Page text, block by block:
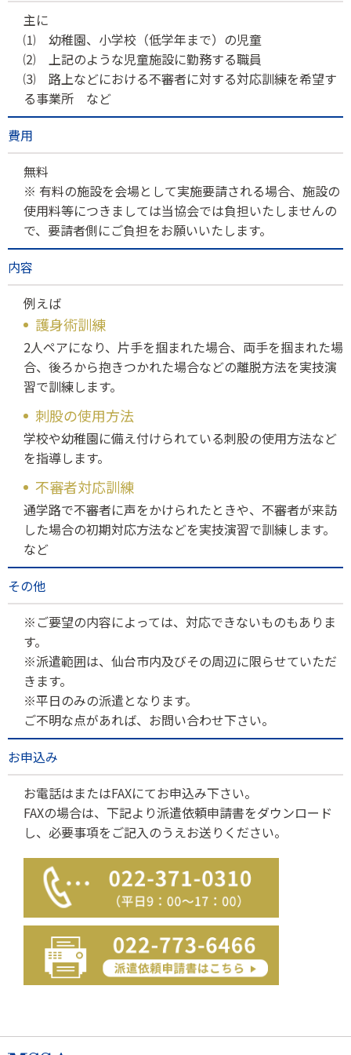
主に
⑴ 幼稚園、小学校（低学年まで）の児童
⑵ 上記のような児童施設に勤務する職員
⑶ 路上などにおける不審者に対する対応訓練を希望す
る事業所 など
費用
無料
※ 有料の施設を会場として実施要請される場合、施設の
使用料等につきましては当協会では負担いたしませんの
で、要請者側にご負担をお願いいたします。
内容
例えば
護身術訓練
2人ペアになり、片手を掴まれた場合、両手を掴まれた場
合、後ろから抱きつかれた場合などの離脱方法を実技演
習で訓練します。
刺股の使用方法
学校や幼稚園に備え付けられている刺股の使用方法など
を指導します。
不審者対応訓練
通学路で不審者に声をかけられたときや、不審者が来訪
した場合の初期対応方法などを実技演習で訓練します。
など
その他
※ご要望の内容によっては、対応できないものもありま
す。
※派遣範囲は、仙台市内及びその周辺に限らせていただ
きます。
※平日のみの派遣となります。
ご不明な点があれば、お問い合わせ下さい。
お申込み
お電話はまたはFAXにてお申込み下さい。
FAXの場合は、下記より派遣依頼申請書をダウンロード
し、必要事項をご記入のうえお送りください。